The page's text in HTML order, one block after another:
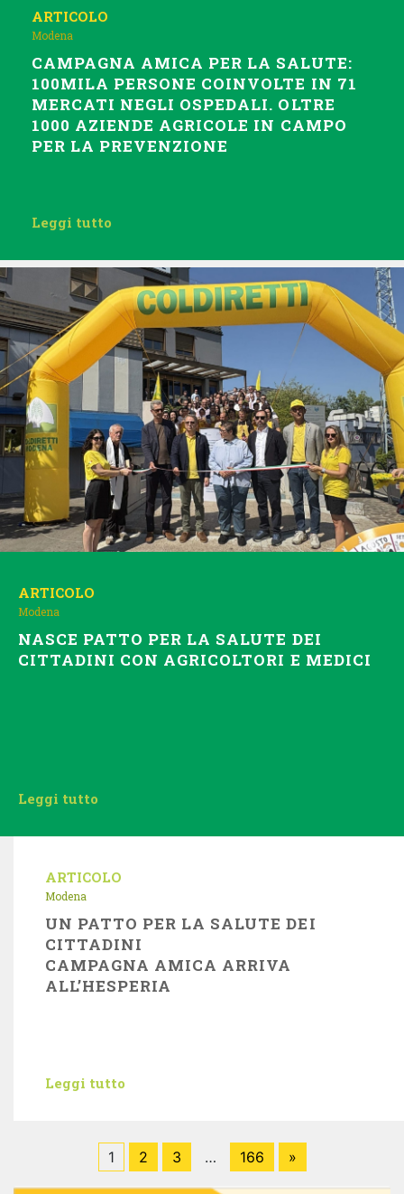
ARTICOLO
Modena
CAMPAGNA AMICA PER LA SALUTE:
100MILA PERSONE COINVOLTE IN 71
MERCATI NEGLI OSPEDALI. OLTRE
1000 AZIENDE AGRICOLE IN CAMPO
PER LA PREVENZIONE
Leggi tutto
ARTICOLO
Modena
NASCE PATTO PER LA SALUTE DEI
CITTADINI CON AGRICOLTORI E MEDICI
Leggi tutto
ARTICOLO
Modena
UN PATTO PER LA SALUTE DEI
CITTADINI
CAMPAGNA AMICA ARRIVA
ALL’HESPERIA
Leggi tutto
1 2 3 … 166 »